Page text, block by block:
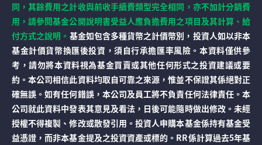
同，其餘費用之計收與前收手續費類型完全相同，亦不加計分銷費
用，請參閱基金公開說明書受益人應負擔費用之項目及其計算、給
付方式之說明。 基金如包含多種貨幣之計價幣別，投資人如以非本
基金計價貨幣換匯後投資，須自行承擔匯率風險。本資料僅供參
考，請勿將本資料視為基金買賣或其他任何形式之投資建議或要
約。本公司相信此資料均取自可靠之來源，惟並不保證其係絕對正
確無誤。如有任何錯誤，本公司及員工將不負責任何法律責任。本
公司就此資料中發表其意見及看法，日後可能隨時做出修改。未經
授權不得複製、修改或散發引用。投資人申購本基金係持有基金受
益憑證，而非本基金提及之投資資產或標的。RR係計算過去5年基